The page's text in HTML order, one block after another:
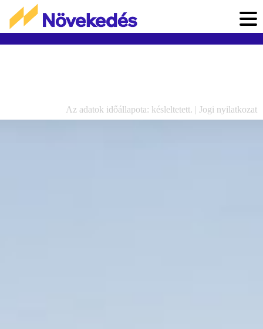
Az adatok időállapota: késleltetett. | Jogi nyilatkozat